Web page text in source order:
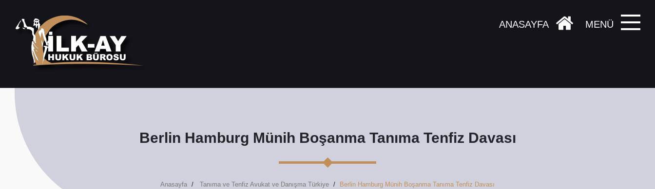
MENÜ
ANASAYFA
Berlin Hamburg Münih Boşanma Tanıma Tenfiz Davası
Anasayfa Tanıma ve Tenfiz Avukat ve Danışma Türkiye Berlin Hamburg Münih Boşanma Tanıma Tenfiz Davası